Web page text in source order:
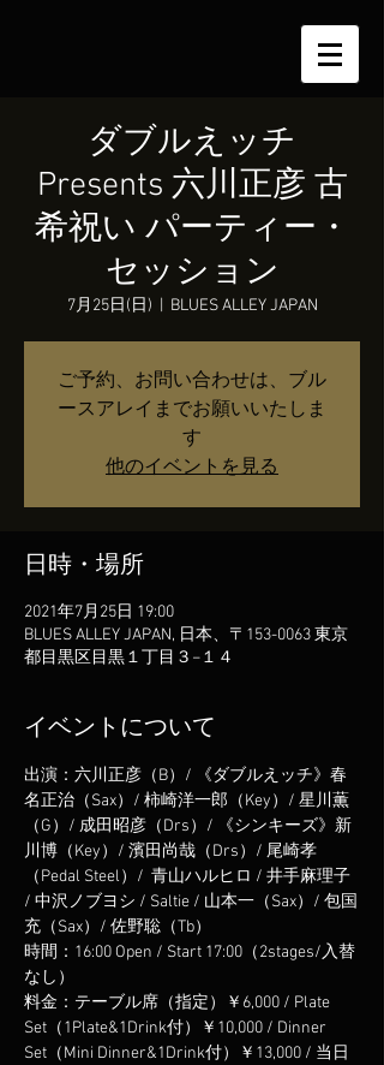
ダブルえッチ
Presents 六川正彦 古
希祝い パーティー・
セッション
7月25日(日) BLUES ALLEY JAPAN
ご予約、お問い合わせは、ブル
ースアレイまでお願いいたしま
す
他のイベントを見る
日時・場所
2021年7月25日 19:00
BLUES ALLEY JAPAN, 日本、〒153-0063 東京
都目黒区目黒１丁目３−１４
イベントについて
出演：六川正彦（B）/ 《ダブルえッチ》春
名正治（Sax）/ 柿崎洋一郎（Key）/ 星川薫
（G）/ 成田昭彦（Drs）/ 《シンキーズ》新
川博（Key）/ 濱田尚哉（Drs）/ 尾崎孝
（Pedal Steel）/  青山ハルヒロ / 井手麻理子
/ 中沢ノブヨシ / Saltie / 山本一（Sax）/ 包国
充（Sax）/ 佐野聡（Tb）
時間：16:00 Open / Start 17:00（2stages/入替
なし）
料金：テーブル席（指定）￥6,000 / Plate
Set（1Plate&1Drink付）￥10,000 / Dinner
Set（Mini Dinner&1Drink付）￥13,000 / 当日